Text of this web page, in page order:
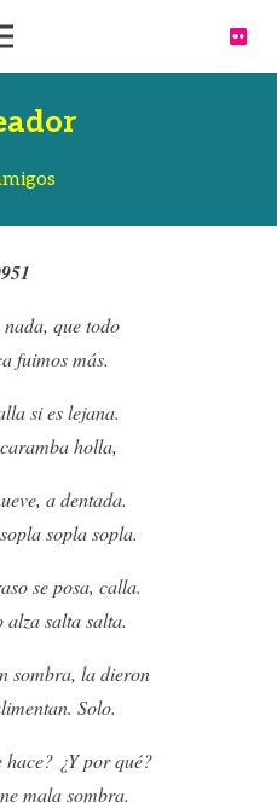
que todo
fuimos más.
si es lejana.
holla,
a dentada.
sopla sopla.
se posa, calla.
alza salta salta.
sombra, la dieron
Solo.
hace? ¿Y por qué?
mala sombra.